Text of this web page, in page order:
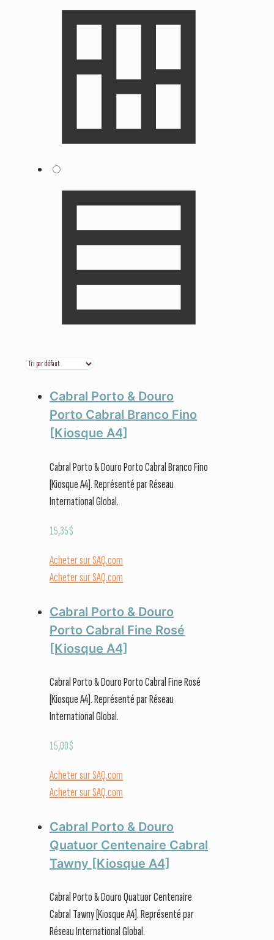
Cabral Porto & Douro
Porto Cabral Branco Fino
[Kiosque A4]
Cabral Porto & Douro Porto Cabral Branco Fino
[Kiosque A4]. Représenté par Réseau
International Global.
15,35$
Acheter sur SAQ.com
Acheter sur SAQ.com
Cabral Porto & Douro
Porto Cabral Fine Rosé
[Kiosque A4]
Cabral Porto & Douro Porto Cabral Fine Rosé
[Kiosque A4]. Représenté par Réseau
International Global.
15,00$
Acheter sur SAQ.com
Acheter sur SAQ.com
Cabral Porto & Douro
Quatuor Centenaire Cabral
Tawny [Kiosque A4]
Cabral Porto & Douro Quatuor Centenaire
Cabral Tawny [Kiosque A4]. Représenté par
Réseau International Global.